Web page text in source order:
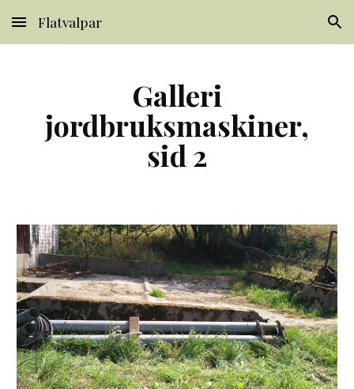
Skip to main content Skip to navigation
Flatvalpar
Galleri
jordbruksmaskiner,
sid 2